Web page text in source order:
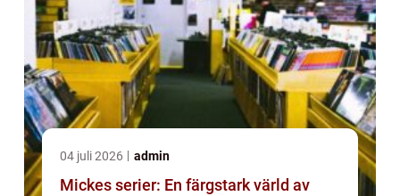
04 juli 2026 admin
Mickes serier: En färgstark värld av